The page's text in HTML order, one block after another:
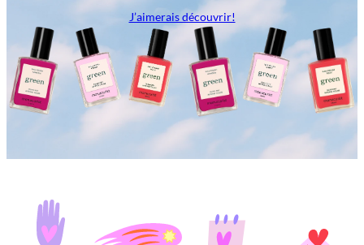
J’aimerais découvrir!